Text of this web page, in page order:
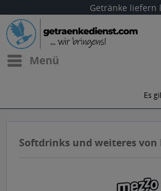
Getränke liefern
Menü
Es
Softdrinks und weiteres von